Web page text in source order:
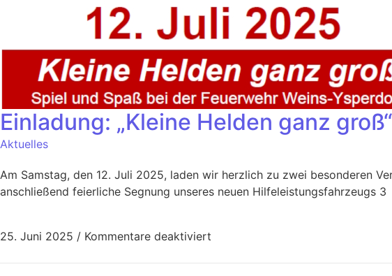
Einladung: „Kleine Helden ganz
Aktuelles
Am Samstag, den 12. Juli 2025, laden wir herzlich zu zwei besonderen
anschließend feierliche Segnung unseres neuen Hilfeleistungsfahrzeugs 3
25. Juni 2025 / Kommentare deaktiviert